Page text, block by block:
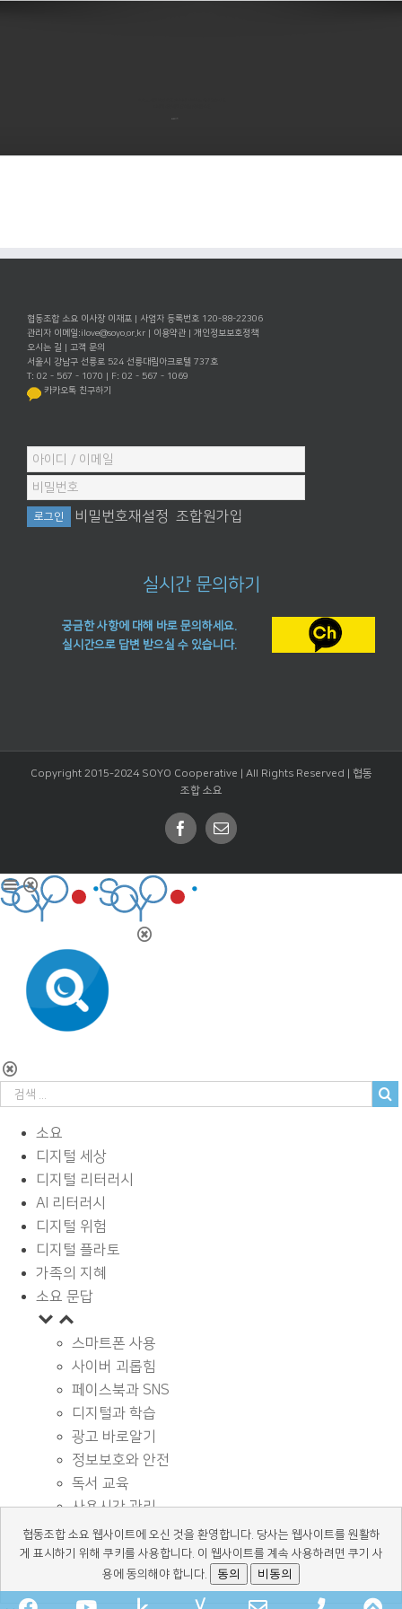
소요하기
협동조합 소요 이사장 이재포 | 사업자 등록번호 120-88-22306
관리자 이메일:ilove@soyo.or.kr | 이용약관 | 개인정보보호정책
오시는 길 | 고객 문의
서울시 강남구 선릉로 524 선릉대림아크로텔 737호
T: 02 - 567 - 1070 | F: 02 - 567 - 1069
카카오톡 친구하기
비밀번호재설정 조합원가입
실시간 문의하기
궁금한 사항에 대해 바로 문의하세요.
실시간으로 답변 받으실 수 있습니다.
Copyright 2015-2024 SOYO Cooperative | All Rights Reserved | 협동
조합 소요
Facebook
Email
소요
디지털 세상
디지털 리터러시
AI 리터러시
디지털 위험
디지털 플라토
가족의 지혜
소요 문답
스마트폰 사용
사이버 괴롭힘
페이스북과 SNS
디지털과 학습
광고 바로알기
정보보호와 안전
독서 교육
사용시간 관리
기타
디지털 상식
협동조합 소요 웹사이트에 오신 것을 환영합니다. 당사는 웹사이트를 원활하
게 표시하기 위해 쿠키를 사용합니다. 이 웹사이트를 계속 사용하려면 쿠기 사
용에 동의해야 합니다.
동의 비동의